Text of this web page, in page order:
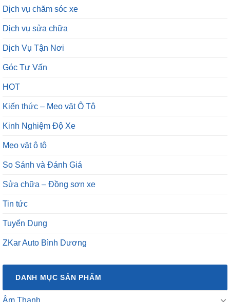
Dịch vụ chăm sóc xe
Dịch vụ sửa chữa
Dịch Vụ Tận Nơi
Góc Tư Vấn
HOT
Kiến thức – Mẹo vặt Ô Tô
Kinh Nghiệm Độ Xe
Mẹo vặt ô tô
So Sánh và Đánh Giá
Sửa chữa – Đồng sơn xe
Tin tức
Tuyển Dụng
ZKar Auto Bình Dương
DANH MỤC SẢN PHẨM
Âm Thanh